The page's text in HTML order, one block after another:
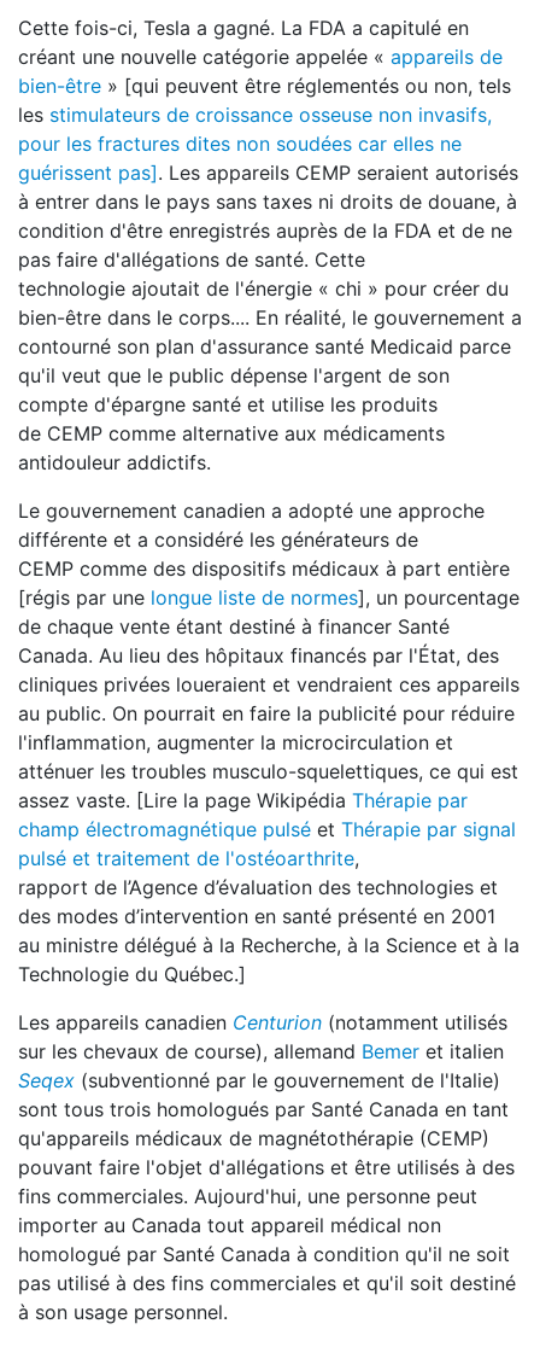
Cette fois-ci, Tesla a gagné. La FDA a capitulé en
créant une nouvelle catégorie appelée « appareils de
bien-être » [qui peuvent être réglementés ou non, tels
les stimulateurs de croissance osseuse non invasifs,
pour les fractures dites non soudées car elles ne
guérissent pas]. Les appareils CEMP seraient autorisés
à entrer dans le pays sans taxes ni droits de douane, à
condition d'être enregistrés auprès de la FDA et de ne
pas faire d'allégations de santé. Cette
technologie ajoutait de l'énergie « chi » pour créer du
bien-être dans le corps.... En réalité, le gouvernement a
contourné son plan d'assurance santé Medicaid parce
qu'il veut que le public dépense l'argent de son
compte d'épargne santé et utilise les produits
de CEMP comme alternative aux médicaments
antidouleur addictifs.
Le gouvernement canadien a adopté une approche
différente et a considéré les générateurs de
CEMP comme des dispositifs médicaux à part entière
[régis par une longue liste de normes], un pourcentage
de chaque vente étant destiné à financer Santé
Canada. Au lieu des hôpitaux financés par l'État, des
cliniques privées loueraient et vendraient ces appareils
au public. On pourrait en faire la publicité pour réduire
l'inflammation, augmenter la microcirculation et
atténuer les troubles musculo-squelettiques, ce qui est
assez vaste. [Lire la page Wikipédia Thérapie par
champ électromagnétique pulsé et Thérapie par signal
pulsé et traitement de l'ostéoarthrite,
rapport de l’Agence d’évaluation des technologies et
des modes d’intervention en santé présenté en 2001
au ministre délégué à la Recherche, à la Science et à la
Technologie du Québec.]
Les appareils canadien Centurion (notamment utilisés
sur les chevaux de course), allemand Bemer et italien
Seqex (subventionné par le gouvernement de l'Italie)
sont tous trois homologués par Santé Canada en tant
qu'appareils médicaux de magnétothérapie (CEMP)
pouvant faire l'objet d'allégations et être utilisés à des
fins commerciales. Aujourd'hui, une personne peut
importer au Canada tout appareil médical non
homologué par Santé Canada à condition qu'il ne soit
pas utilisé à des fins commerciales et qu'il soit destiné
à son usage personnel.